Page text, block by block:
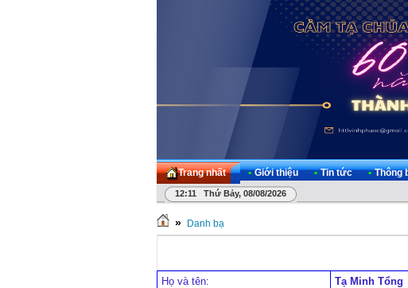
Trang nhất • Giới thiệu • Tin tức • Thông
12:11 Thứ Bảy, 08/08/2026
» Danh bạ
Họ và tên: Tạ Minh Tổng